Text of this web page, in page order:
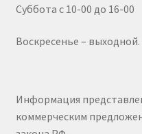
Суббота с 10-00 до 16-00
Воскресенье – выходной.
Информация
коммерческим